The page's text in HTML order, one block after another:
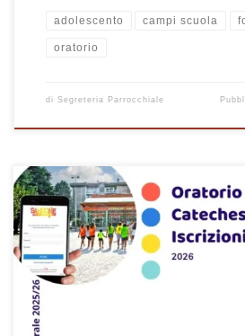
adolescento campi scuola
oratorio
di Segreteria Parrocchiale
Guida per la registrazione alla piattaforma
organizzate in Oratorio Albate Muggio